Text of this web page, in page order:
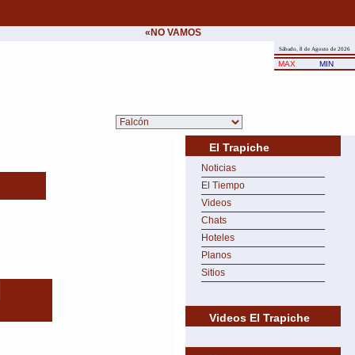
«NO VAMOS A CEDER NUNCA AL CHANTAJE
Sábado, 8 de Agosto de 2026
MAX MIN
El Trapiche
Noticias
El Tiempo
Videos
Chats
Hoteles
Planos
Sitios
Videos El Trapiche